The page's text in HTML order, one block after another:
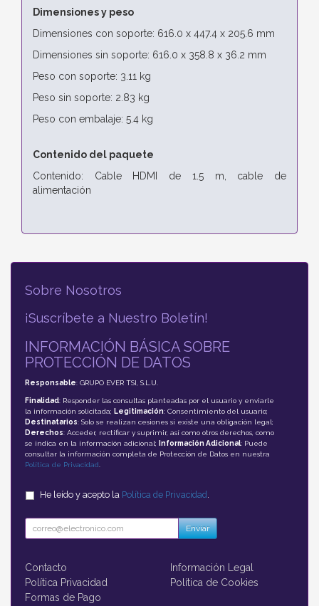
Dimensiones y peso
Dimensiones con soporte: 616.0 x 447.4 x 205.6 mm
Dimensiones sin soporte: 616.0 x 358.8 x 36.2 mm
Peso con soporte: 3.11 kg
Peso sin soporte: 2.83 kg
Peso con embalaje: 5.4 kg
Contenido del paquete
Contenido: Cable HDMI de 1.5 m, cable de
alimentación
Sobre Nosotros
¡Suscríbete a Nuestro Boletín!
INFORMACIÓN BÁSICA SOBRE
PROTECCIÓN DE DATOS
Responsable: GRUPO EVER TSI, S.L.U.
Finalidad: Responder las consultas planteadas por el usuario y enviarle
la información solicitada; Legitimación: Consentimiento del usuario;
Destinatarios: Solo se realizan cesiones si existe una obligación legal;
Derechos: Acceder, rectificar y suprimir, así como otros derechos, como
se indica en la información adicional;
Información Adicional: Puede
consultar la información completa de Protección de Datos en nuestra
Política de Privacidad
He leído y acepto la Política de Privacidad
Enviar
Contacto
Información Legal
Política Privacidad
Política de Cookies
Formas de Pago